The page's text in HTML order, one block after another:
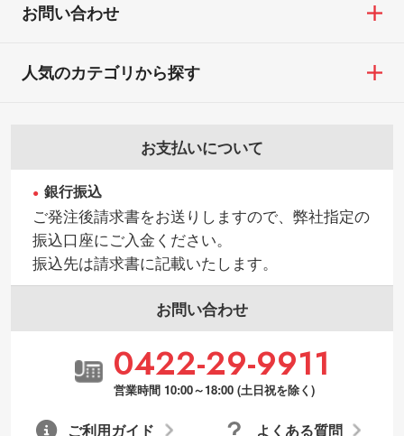
お問い合わせ
お支払いについて
銀行振込
ご発注後請求書をお送りしますので、弊社指定の
振込口座にご入金ください。
振込先は請求書に記載いたします。
お問い合わせ
0422-29-9911
営業時間 10:00～18:00 (土日祝を除く)
よくある質問
ご利用ガイド
人気のカテゴリから探す